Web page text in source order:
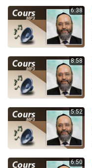
6:38
8:58
5:52
6:50